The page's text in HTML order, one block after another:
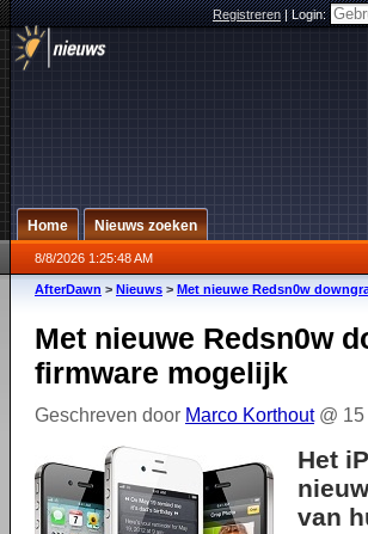
Registreren|Login:
Home Nieuws zoeken
8/8/2026 1:25:48 AM
AfterDawn > Nieuws > Met nieuwe Redsn0w
Met nieuwe Redsn0w
firmware mogelijk
Geschreven door Marco Korthout@ 15
Het
van